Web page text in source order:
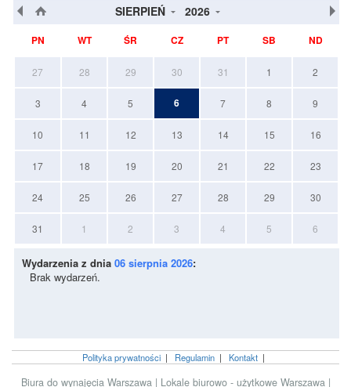
SIERPIEŃ 2026
PN WT ŚR CZ PT SB ND
27 28 29 30 31 1 2
3 4 5 6 7 8 9
10 11 12 13 14 15 16
17 18 19 20 21 22 23
24 25 26 27 28 29 30
31 1 2 3 4 5 6
Wydarzenia z dnia 06 sierpnia 2026:
Brak wydarzeń.
Polityka prywatności| Regulamin| Kontakt|
Biura do wynajęcia Warszawa | Lokale biurowo - użytkowe Warszawa |